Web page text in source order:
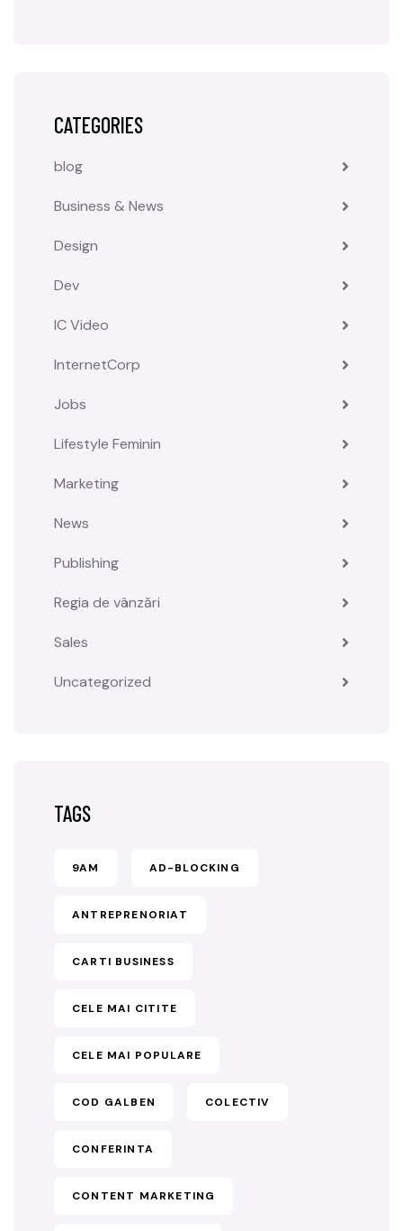
CATEGORIES
blog
Business & News
Design
Dev
IC Video
InternetCorp
Jobs
Lifestyle Feminin
Marketing
News
Publishing
Regia de vânzări
Sales
Uncategorized
TAGS
9AM AD-BLOCKING
ANTREPRENORIAT
CARTI BUSINESS
CELE MAI CITITE
CELE MAI POPULARE
COD GALBEN COLECTIV
CONFERINTA
CONTENT MARKETING